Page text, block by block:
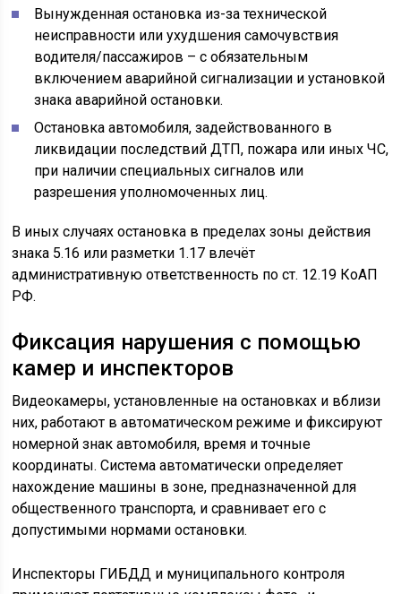
Вынужденная остановка из-за технической
неисправности или ухудшения самочувствия
водителя/пассажиров – с обязательным
включением аварийной сигнализации и установкой
знака аварийной остановки.
Остановка автомобиля, задействованного в
ликвидации последствий ДТП, пожара или иных ЧС,
при наличии специальных сигналов или
разрешения уполномоченных лиц.
В иных случаях остановка в пределах зоны действия
знака 5.16 или разметки 1.17 влечёт
административную ответственность по ст. 12.19 КоАП
РФ.
Фиксация нарушения с помощью
камер и инспекторов
Видеокамеры, установленные на остановках и вблизи
них, работают в автоматическом режиме и фиксируют
номерной знак автомобиля, время и точные
координаты. Система автоматически определяет
нахождение машины в зоне, предназначенной для
общественного транспорта, и сравнивает его с
допустимыми нормами остановки.
Инспекторы ГИБДД и муниципального контроля